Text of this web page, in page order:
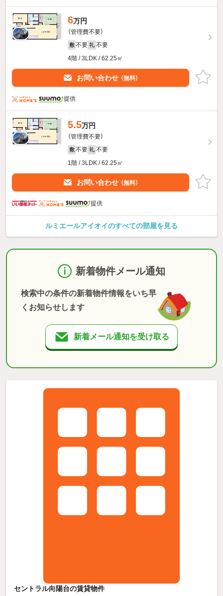
6万円
（管理費不要）
敷 不要 礼 不要
4階 / 3LDK / 62.25㎡
お問い合わせ （無料）
提供
5.5万円
（管理費不要）
敷 不要 礼 不要
1階 / 3LDK / 62.25㎡
お問い合わせ （無料）
提供
ルミエールアイオイのすべての部屋を見る
新着物件メール通知
検索中の条件の新着物件情報をいち早
くお知らせします
新着メール通知を受け取る
セントラル向陽台の賃貸物件